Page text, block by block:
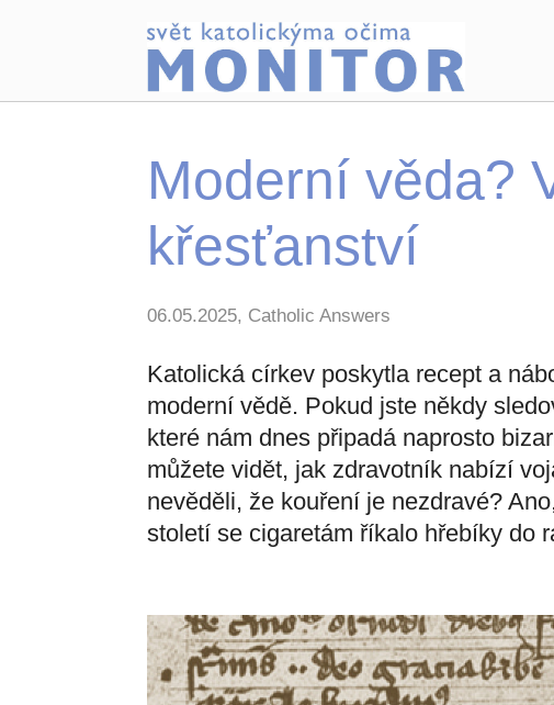
Moderní věda?
křesťanství
06.05.2025, Catholic Answers
Katolická církev poskytla recept a
moderní vědě. Pokud jste někdy
které nám dnes připadá naprosto
můžete vidět, jak zdravotník nabízí
nevěděli, že kouření je nezdravé?
století se cigaretám říkalo hřebíky do